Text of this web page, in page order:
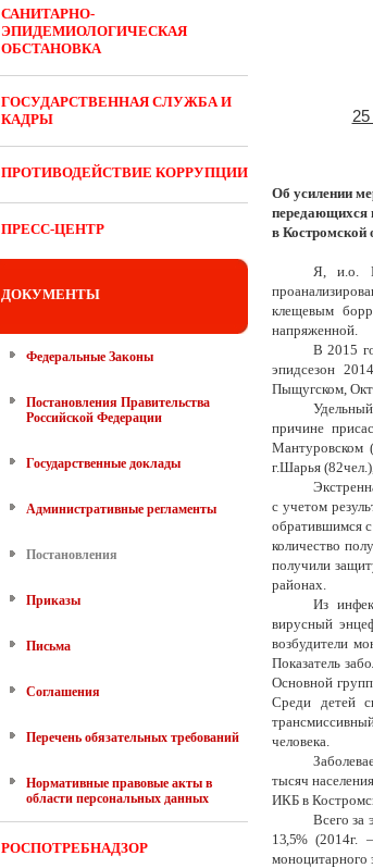
САНИТАРНО-
ЭПИДЕМИОЛОГИЧЕСКАЯ
ОБСТАНОВКА
ГОСУДАРСТВЕННАЯ СЛУЖБА И
КАДРЫ
ПРОТИВОДЕЙСТВИЕ КОРРУПЦИИ
ПРЕСС-ЦЕНТР
ДОКУМЕНТЫ
Федеральные Законы
Постановления Правительства
Российской Федерации
Государственные доклады
Административные регламенты
Постановления
Приказы
Письма
Соглашения
Перечень обязательных требований
Нормативные правовые акты в
области персональных данных
РОСПОТРЕБНАДЗОР
25
Об усилении
передающихся
в Костромской
Я, и.о.
клещевым
напряженной.
В 2015
эпидсезон
Пыщугском,
причине
Мантуровском
г.Шарья
с учетом
обратившимся
количество
получили
районах.
Из
вирусный
возбудители
Показатель
Основной
Среди детей
человека.
тысяч
ИКБ в
Всего за
13,5%(2014г.
моноцитарного